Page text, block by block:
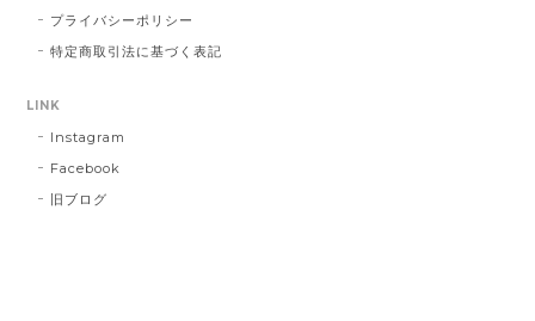
プライバシーポリシー
特定商取引法に基づく表記
LINK
Instagram
Facebook
旧ブログ